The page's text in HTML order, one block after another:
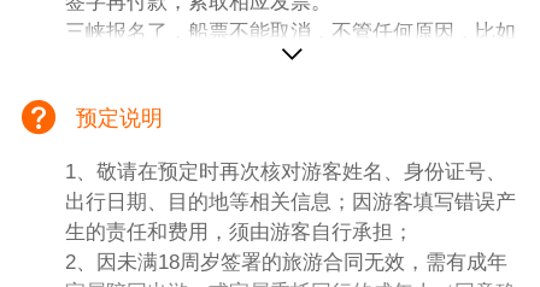
三峡报名了，船票不能取消，不管任何原因，比如
航班延误取消火车晚点、或个人原因等等情况，船
一、【团费包含内容】
硬卧不分铺位，不保证铺位在一起。
2、导游：地接导游服务（岸上当地导游服务，不
足6人司机兼向导(游船上为统一的专职船陪导
游)；）当地导游也会介绍到本地土特产等，喜欢
预定说明
1、敬请在预定时再次核对游客姓名、身份证号、
出行日期、目的地等相关信息；因游客填写错误产
生的责任和费用，须由游客自行承担；
2、因未满18周岁签署的旅游合同无效，需有成年